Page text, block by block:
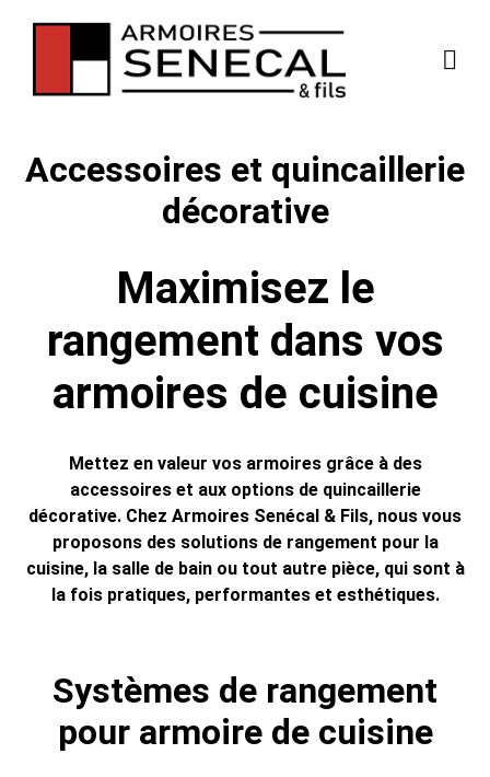
Accessoires et quincaillerie
décorative
Maximisez le
rangement dans vos
armoires de cuisine
Mettez en valeur vos armoires grâce à des
accessoires et aux options de quincaillerie
décorative. Chez Armoires Senécal & Fils, nous vous
proposons des solutions de rangement pour la
cuisine, la salle de bain ou tout autre pièce, qui sont à
la fois pratiques, performantes et esthétiques.
Systèmes de rangement
pour armoire de cuisine